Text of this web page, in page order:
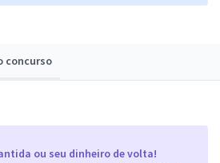
concurso
ou seu dinheiro de volta!